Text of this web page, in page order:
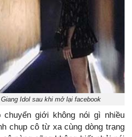
Idol sau khi mở lại facebook
chuyển giới không nói gì nhiều
chụp cô từ xa cùng dòng trạng